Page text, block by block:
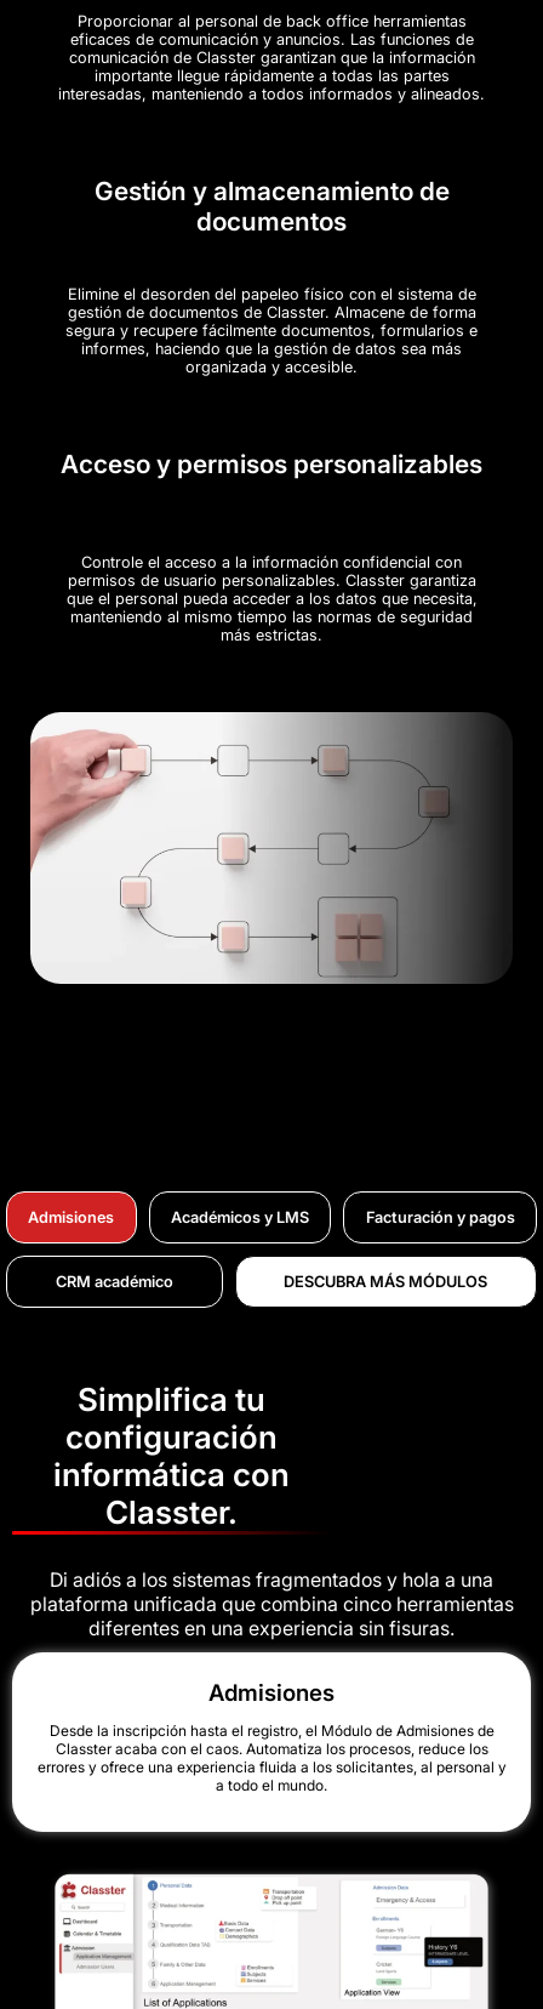
Proporcionar al personal de back office herramientas
eficaces de comunicación y anuncios. Las funciones de
comunicación de Classter garantizan que la información
importante llegue rápidamente a todas las partes
interesadas, manteniendo a todos informados y alineados.
Gestión y almacenamiento de
documentos
Elimine el desorden del papeleo físico con el sistema de
gestión de documentos de Classter. Almacene de forma
segura y recupere fácilmente documentos, formularios e
informes, haciendo que la gestión de datos sea más
organizada y accesible.
Acceso y permisos personalizables
Controle el acceso a la información confidencial con
permisos de usuario personalizables. Classter garantiza
que el personal pueda acceder a los datos que necesita,
manteniendo al mismo tiempo las normas de seguridad
más estrictas.
Admisiones Académicos y LMS Facturación y pagos
CRM académico DESCUBRA MÁS MÓDULOS
Simplifica tu
configuración
informática con
Classter.
Di adiós a los sistemas fragmentados y hola a una
plataforma unificada que combina cinco herramientas
diferentes en una experiencia sin fisuras.
Admisiones
Desde la inscripción hasta el registro, el Módulo de Admisiones de
Classter acaba con el caos. Automatiza los procesos, reduce los
errores y ofrece una experiencia fluida a los solicitantes, al personal y
a todo el mundo.